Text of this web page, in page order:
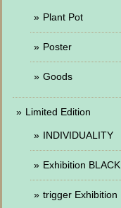
Plant Pot
Poster
Goods
Limited Edition
INDIVIDUALITY
Exhibition BLACK
trigger Exhibition